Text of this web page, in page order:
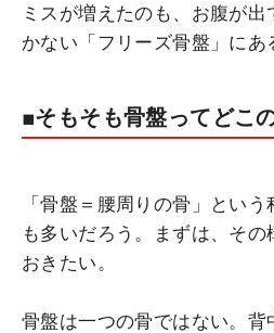
ミスが増えたのも、お腹が
かない「フリーズ骨盤」にあ
■そもそも骨盤ってどこ
「骨盤＝腰周りの骨」とい
も多いだろう。まずは、そ
おきたい。
骨盤は一つの骨ではない。